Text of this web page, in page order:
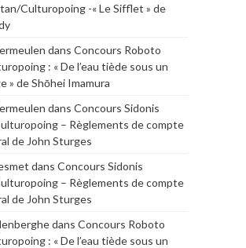
Culturopoing -« Le Sifflet » de
dans Concours Roboto
: « De l’eau tiède sous un
» de Shōhei Imamura
dans Concours Sidonis
– Règlements de compte
de John Sturges
dans Concours Sidonis
– Règlements de compte
de John Sturges
dans Concours Roboto
: « De l’eau tiède sous un